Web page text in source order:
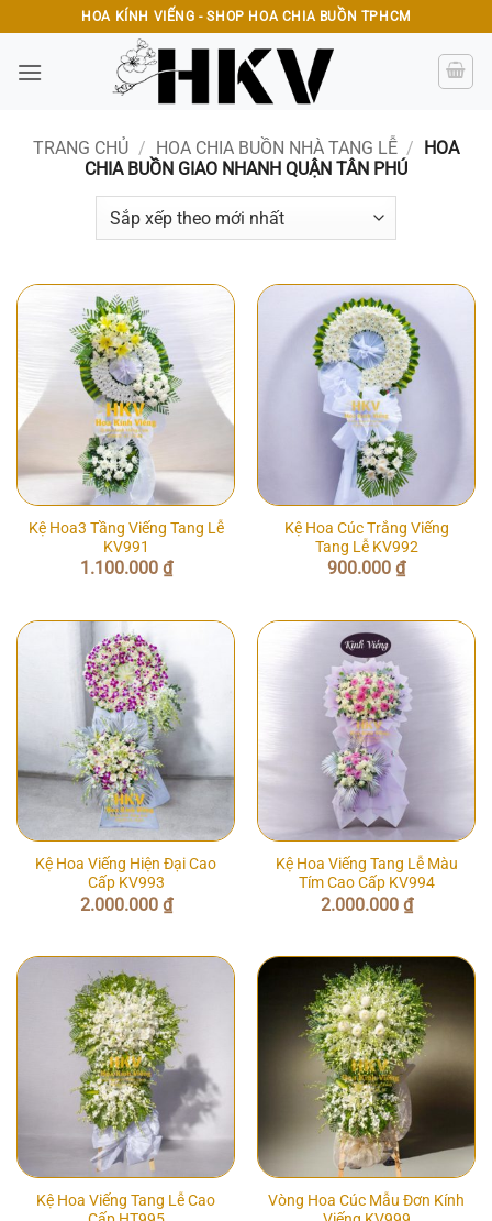
qua
nội
HOA KÍNH VIẾNG - SHOP HOA CHIA BUỒN TPHCM
TRANG CHỦ / HOA CHIA BUỒN NHÀ TANG LỄ / HOA
CHIA BUỒN GIAO NHANH QUẬN TÂN PHÚ
Kệ Hoa3 Tầng Viếng Tang Lễ
KV991
1.100.000 ₫
Kệ Hoa Cúc Trắng Viếng
Tang Lễ KV992
900.000 ₫
Kệ Hoa Viếng Hiện Đại Cao
Cấp KV993
2.000.000 ₫
Kệ Hoa Viếng Tang Lễ Màu
Tím Cao Cấp KV994
2.000.000 ₫
Kệ Hoa Viếng Tang Lễ Cao
Vòng Hoa Cúc Mẫu Đơn Kính